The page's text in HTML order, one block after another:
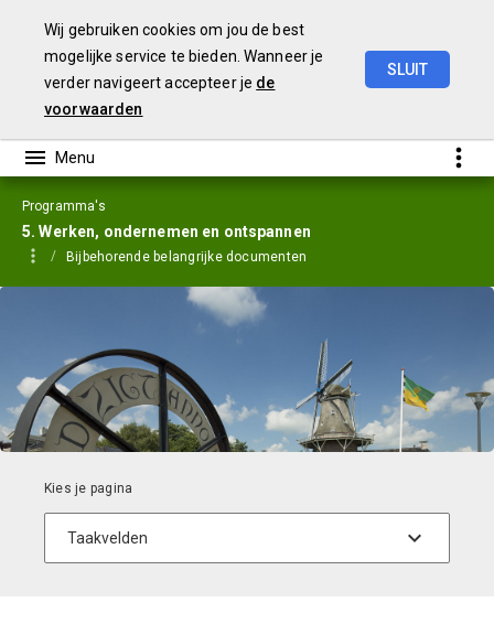
Wij gebruiken cookies om jou de best
mogelijke service te bieden. Wanneer je
verder navigeert accepteer je de
voorwaarden
SLUIT
Programma's
5. Werken, ondernemen en ontspannen
Bijbehorende belangrijke documenten